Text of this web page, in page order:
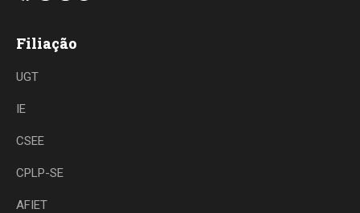
Filiação
UGT
IE
CSEE
CPLP-SE
AFIET